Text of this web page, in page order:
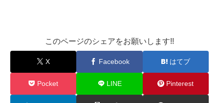
このページのシェアをお願いします!!
X Facebook はてブ
Pocket LINE Pinterest